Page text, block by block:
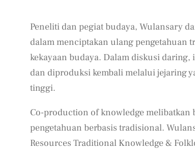
Peneliti dan pegiat budaya, Wulansary
dalam menciptakan ulang pengetahuan
kekayaan budaya. Dalam diskusi
dan diproduksi kembali melalui jejaring
tinggi.
Co-production of knowledge
pengetahuan berbasis tradisional.
Resources Traditional Knowledge &